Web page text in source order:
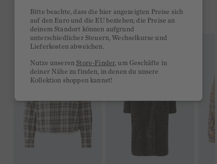
DAS KÖNNTE DIR GEFALLEN
Bitte beachte, dass die hier angezeigten Preise sich
auf den Euro und die EU beziehen; die Preise an
deinem Standort können aufgrund
unterschiedlicher Steuern, Wechselkurse und
Lieferkosten abweichen.
Nutze unserenStore-Finder, um Geschäfte in
deiner Nähe zu finden, in denen du unsere
Kollektion shoppen kannst!